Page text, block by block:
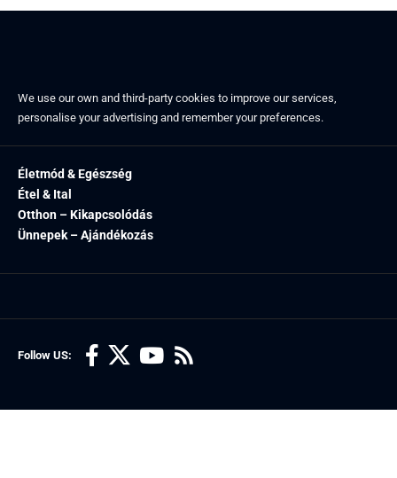
We use our own and third-party cookies to improve our services,
personalise your advertising and remember your preferences.
Életmód & Egészség
Étel & Ital
Otthon – Kikapcsolódás
Ünnepek – Ajándékozás
Follow US: